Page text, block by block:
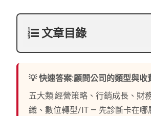
文章目錄
💡 快速答案:顧問公司的類型與收
五大類:經營策略、行銷成長、財
織、數位轉型/IT — 先診斷卡在哪